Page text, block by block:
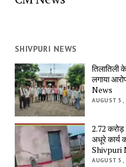
SHIVPURI NEWS
तिलातिली
लगाया
News
AUGUST 5,
2.72
अधूरे कार्य
Shivpuri
AUGUST 5,